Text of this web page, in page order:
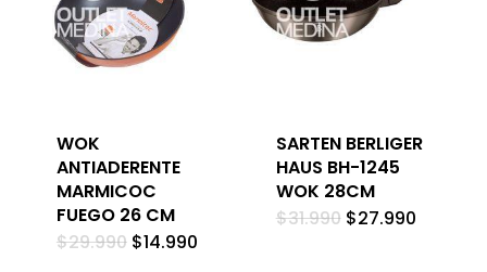
WOK
ANTIADERENTE
MARMICOC
FUEGO 26 CM
$29.990 El
precio
$14.990El
SARTEN BERLIGER
HAUS BH-1245
WOK 28CM
$31.990 El
precio
$27.990El